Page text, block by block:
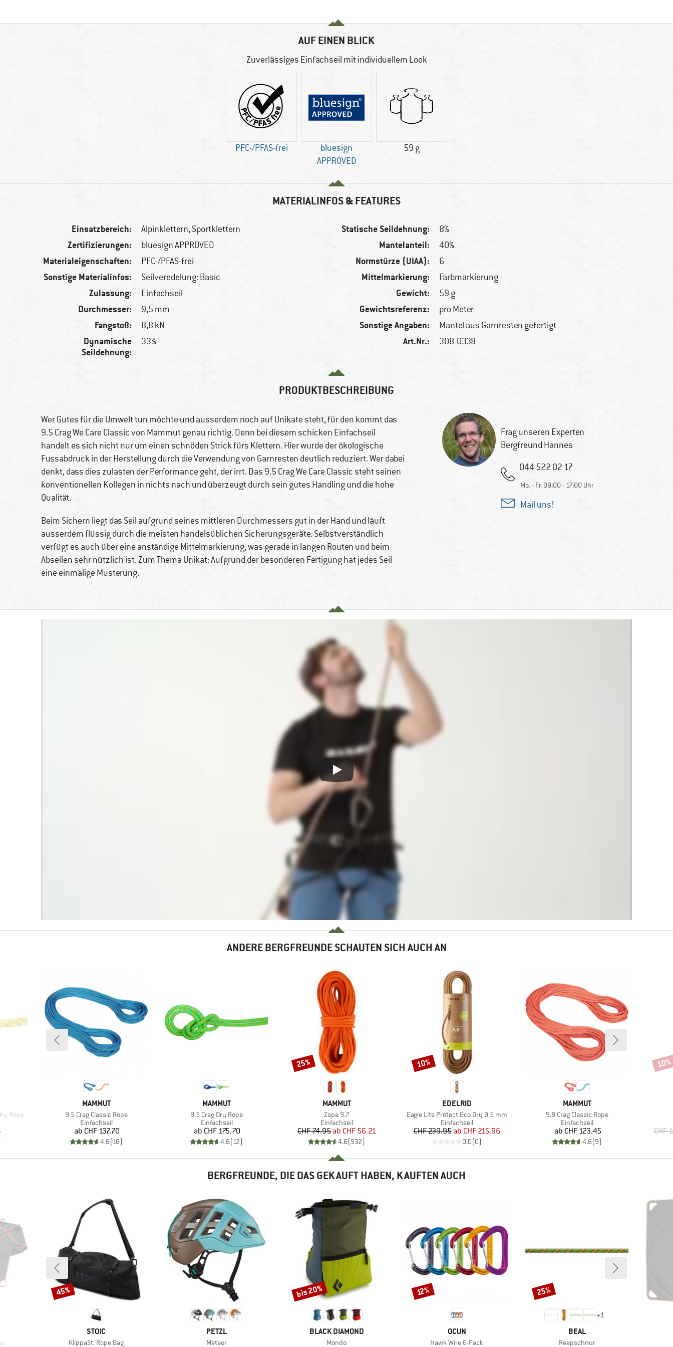
AUF EINEN BLICK
Zuverlässiges Einfachseil mit individuellem Look
PFC-/PFAS-frei
bluesign
APPROVED
59 g
MATERIALINFOS & FEATURES
Einsatzbereich: Alpinklettern, Sportklettern
Zertifizierungen: bluesign APPROVED
Materialeigenschaften: PFC-/PFAS-frei
Sonstige Materialinfos: Seilveredelung: Basic
Zulassung: Einfachseil
Durchmesser: 9,5 mm
Fangstoß: 8,8 kN
Dynamische
Seildehnung:
33%
Statische Seildehnung: 8%
Mantelanteil: 40%
Normstürze (UIAA): 6
Mittelmarkierung: Farbmarkierung
Gewicht: 59 g
Gewichtsreferenz: pro Meter
Sonstige Angaben: Mantel aus Garnresten gefertigt
Art.Nr.: 308-0338
PRODUKTBESCHREIBUNG
Wer Gutes für die Umwelt tun möchte und ausserdem noch auf Unikate steht, für den kommt das
9.5 Crag We Care Classic von Mammut genau richtig. Denn bei diesem schicken Einfachseil
handelt es sich nicht nur um einen schnöden Strick fürs Klettern. Hier wurde der ökologische
Fussabdruck in der Herstellung durch die Verwendung von Garnresten deutlich reduziert. Wer dabei
denkt, dass dies zulasten der Performance geht, der irrt. Das 9.5 Crag We Care Classic steht seinen
konventionellen Kollegen in nichts nach und überzeugt durch sein gutes Handling und die hohe
Qualität.
Beim Sichern liegt das Seil aufgrund seines mittleren Durchmessers gut in der Hand und läuft
ausserdem flüssig durch die meisten handelsüblichen Sicherungsgeräte. Selbstverständlich
verfügt es auch über eine anständige Mittelmarkierung, was gerade in langen Routen und beim
Abseilen sehr nützlich ist. Zum Thema Unikat: Aufgrund der besonderen Fertigung hat jedes Seil
eine einmalige Musterung.
Frag unseren Experten
Bergfreund Hannes
044 522 02 17
Mo. - Fr. 09:00 - 17:00 Uhr
Mail uns!
ANDERE BERGFREUNDE SCHAUTEN SICH AUCH AN
Rope
MARKE
MAMMUT
Artikel
9.5 Crag Classic Rope
Produktgruppe
Einfachseil
Preis
ab CHF 137.70
4.6(16)
MARKE
MAMMUT
Artikel
9.5 Crag Dry Rope
Produktgruppe
Einfachseil
Preis
ab CHF 175.70
4.6(12)
MARKE
MAMMUT
Artikel
Zopa 9.7
Produktgruppe
Einfachseil
Preis
CHF 74.95 reduzierter Preis
ab CHF 56.21
4.6(532)
Rabatt
25%
MARKE
EDELRID
Artikel
Eagle Lite Protect Eco Dry 9,5 mm
Produktgruppe
Einfachseil
Preis
CHF 239.95 reduzierter Preis
ab CHF 215.96
0.0(0)
Rabatt
10%
MARKE
MAMMUT
Artikel
9.8 Crag Classic Rope
Produktgruppe
Einfachseil
Preis
ab CHF 123.45
4.6(9)
CHF
10%
BERGFREUNDE, DIE DAS GEKAUFT HABEN, KAUFTEN AUCH
MARKE
STOIC
Artikel
KlippaSt. Rope Bag
Rabatt
45%
MARKE
PETZL
Artikel
Meteor
MARKE
BLACK DIAMOND
Artikel
Mondo
Rabatt
bis 20%
MARKE
OCUN
Artikel
Hawk Wire 6-Pack
Rabatt
12%
+1
MARKE
BEAL
Artikel
Reepschnur
Rabatt
25%